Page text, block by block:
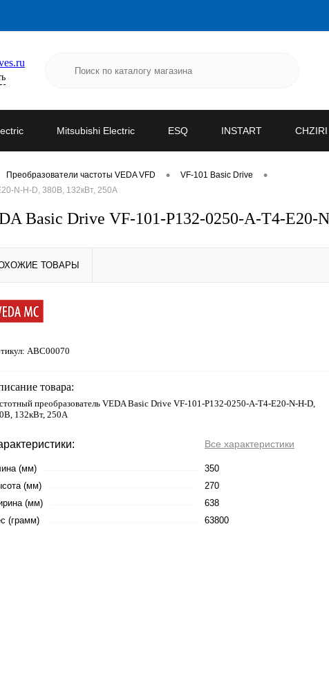
Mitsubishi Electric ESQ INSTART CHZIRI
Преобразователи частоты VEDA VFD • VF-101 Basic Drive •
N-H-D, 380В, 132кВт, 250А
Basic Drive VF-101-P132-0250-A-T4-E20-
ТОВАРЫ
ABC00070
товара:
преобразователь VEDA Basic Drive VF-101-P132-0250-A-T4-E20-N-H-D,
132кВт, 250А
Все характеристики
(мм)
350
(мм)
270
(мм)
638
(грамм)
63800